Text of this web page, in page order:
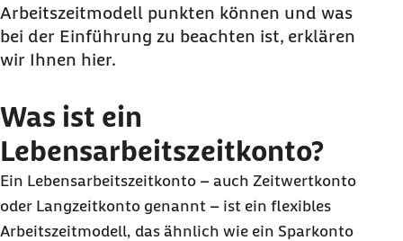
Lebensarbeitszeitkonten?
Was passiert mit dem Lebensarbeitszeitkonto
bei einem Arbeitgeberwechsel?
Arbeits- und Steuerrecht
Arbeitszeitmodell punkten können und was
bei der Einführung zu beachten ist, erklären
wir Ihnen hier.
Was ist ein
Lebensarbeitszeitkonto?
Ein Lebensarbeitszeitkonto – auch Zeitwertkonto
oder Langzeitkonto genannt – ist ein flexibles
Arbeitszeitmodell, das ähnlich wie ein Sparkonto